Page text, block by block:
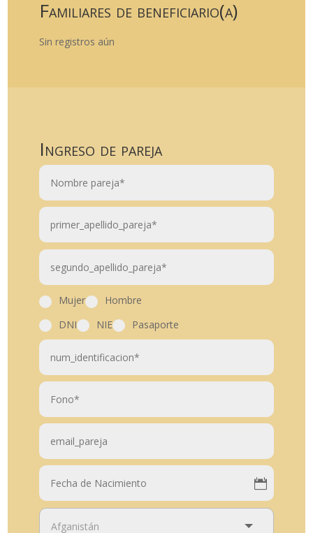
Familiares de beneficiario(a)
Sin registros aún
Ingreso de pareja
Mujer
Hombre
DNI
NIE Pasaporte